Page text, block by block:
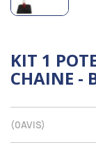
KIT 1
CHAINE -
(0AVIS)